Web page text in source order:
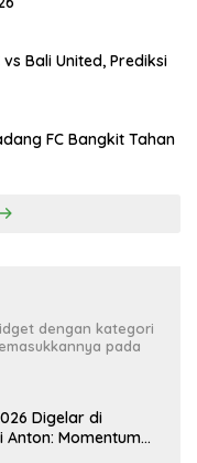
Bali United, Prediksi
FC Bangkit Tahan
dengan kategori
pada
Digelar di
Anton: Momentum